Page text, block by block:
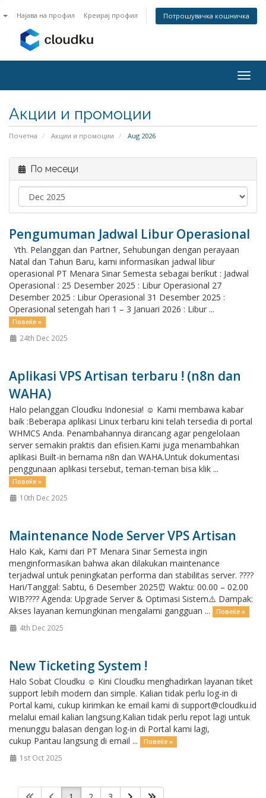
Најава на профил Креирај профил Потрошувачка кошничка
Акции и промоции
Почетна Акции и промоции Aug 2026
По месеци
Pengumuman Jadwal Libur Operasional
Yth. Pelanggan dan Partner, Sehubungan dengan perayaan
Natal dan Tahun Baru, kami informasikan jadwal libur
operasional PT Menara Sinar Semesta sebagai berikut : Jadwal
Operasional : 25 Desember 2025 : Libur Operasional 27
Desember 2025 : Libur Operasional 31 Desember 2025 :
Operasional setengah hari 1 – 3 Januari 2026 : Libur ...
Повеќе »
24th Dec 2025
Aplikasi VPS Artisan terbaru ! (n8n dan
WAHA)
Halo pelanggan Cloudku Indonesia! ☺️ Kami membawa kabar
baik :Beberapa aplikasi Linux terbaru kini telah tersedia di portal
WHMCS Anda. Penambahannya dirancang agar pengelolaan
server semakin praktis dan efisien.Kami juga menambahkan
aplikasi Built-in bernama n8n dan WAHA.Untuk dokumentasi
penggunaan aplikasi tersebut, teman-teman bisa klik ...
Повеќе »
10th Dec 2025
Maintenance Node Server VPS Artisan
Halo Kak, Kami dari PT Menara Sinar Semesta ingin
menginformasikan bahwa akan dilakukan maintenance
terjadwal untuk peningkatan performa dan stabilitas server. ????
Hari/Tanggal: Sabtu, 6 Desember 2025⏰ Waktu: 00.00 – 02.00
WIB???? Agenda: Upgrade Server & Optimasi Sistem⚠️ Dampak:
Akses layanan kemungkinan mengalami gangguan ...
Повеќе »
4th Dec 2025
New Ticketing System !
Halo Sobat Cloudku ☺️ Kini Cloudku menghadirkan layanan tiket
support lebih modern dan simple. Kalian tidak perlu log-in di
Portal kami, cukup kirimkan ke email kami di support@cloudku.id
melalui email kalian langsung.Kalian tidak perlu repot lagi untuk
menunggu balasan dengan log-in di Portal kami lagi,
cukup Pantau langsung di email ...
Повеќе »
1st Oct 2025